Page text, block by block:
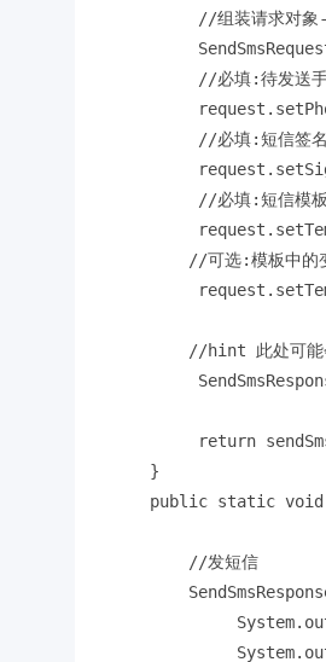
//组装请求对象
//必填:待发送
//必填:短信签
//必填:短信模
//可选:模板中的
//hint 此处可能
return
    }
public static
        //发短信